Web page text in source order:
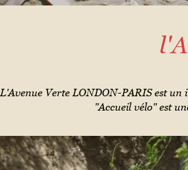
L'Avenue Verte LONDON-PARIS est
"Accueil vélo" est